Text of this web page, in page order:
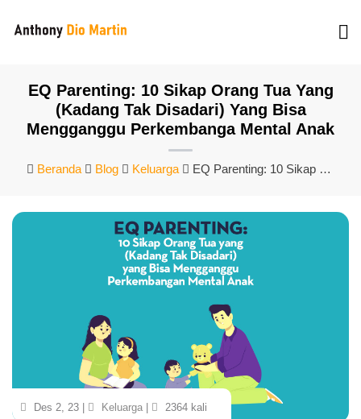
EQ Parenting: 10 Sikap Orang Tua Yang
(Kadang Tak Disadari) Yang Bisa
Mengganggu Perkembanga Mental Anak
Beranda Blog Keluarga EQ Parenting: 10 Sikap Orang Tua Yang (Kadang Tak Disadari) Yang Bisa Mengganggu Perkembanga Mental Anak
Des 2, 23 | Keluarga | 2364 kali